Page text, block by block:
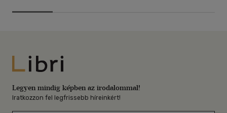
Libri
Legyen mindig képben az irodalommal!
Iratkozzon fel legfrissebb híreinkért!